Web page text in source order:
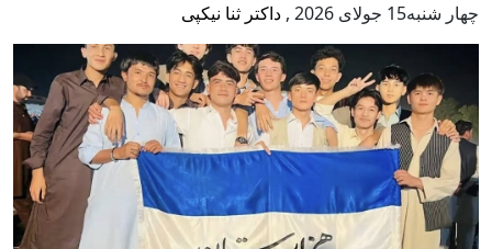
چهار شنبه15 جولای 2026 , داکتر ثنا نیکپی